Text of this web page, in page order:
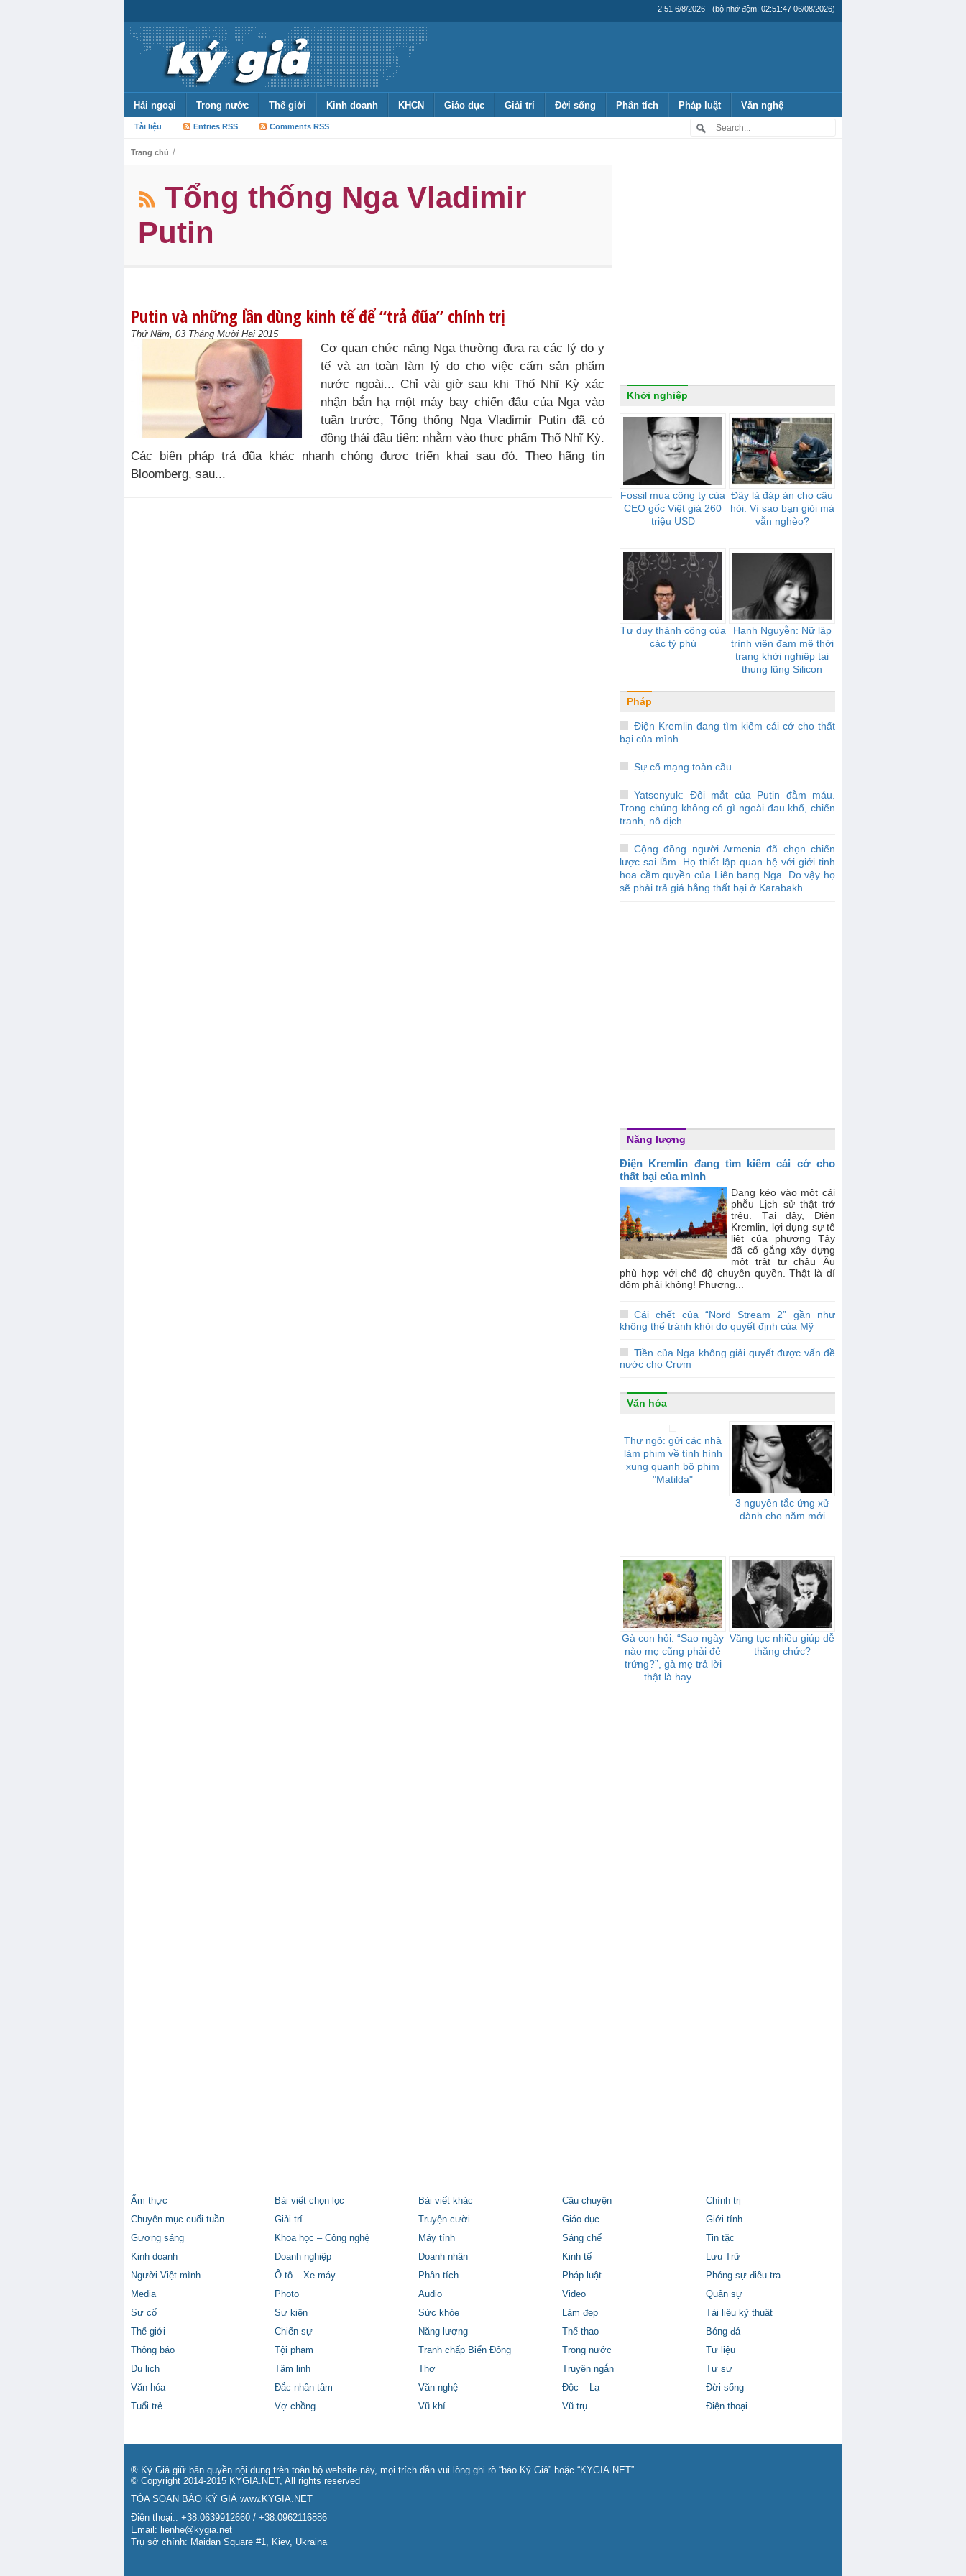
2:51 6/8/2026 - (bộ nhớ đệm: 02:51:47 06/08/2026)
Hải ngoại Trong nước Thế giới Kinh doanh KHCN Giáo dục Giải trí Đời sống Phân tích Pháp luật Văn nghệ
Tài liệu Entries RSS Comments RSS
Trang chủ /
Tổng thống Nga Vladimir
Putin
Putin và những lần dùng kinh tế để “trả đũa” chính trị
Thứ Năm, 03 Tháng Mười Hai 2015
Cơ quan chức năng Nga thường đưa ra các lý do y
tế và an toàn làm lý do cho việc cấm sản phẩm
nước ngoài... Chỉ vài giờ sau khi Thổ Nhĩ Kỳ xác
nhận bắn hạ một máy bay chiến đấu của Nga vào
tuần trước, Tổng thống Nga Vladimir Putin đã có
động thái đầu tiên: nhằm vào thực phẩm Thổ Nhĩ Kỳ.
Các biện pháp trả đũa khác nhanh chóng được triển khai sau đó. Theo hãng tin
Bloomberg, sau...
Khởi nghiệp
Fossil mua công ty của
CEO gốc Việt giá 260
triệu USD
Đây là đáp án cho câu
hỏi: Vì sao bạn giỏi mà
vẫn nghèo?
Tư duy thành công của
các tỷ phú
Hạnh Nguyễn: Nữ lập
trình viên đam mê thời
trang khởi nghiệp tại
thung lũng Silicon
Pháp
Điện Kremlin đang tìm kiếm cái cớ cho thất
bại của mình
Sự cố mạng toàn cầu
Yatsenyuk: Đôi mắt của Putin đẫm máu.
Trong chúng không có gì ngoài đau khổ, chiến
tranh, nô dịch
Cộng đồng người Armenia đã chọn chiến
lược sai lầm. Họ thiết lập quan hệ với giới tinh
hoa cầm quyền của Liên bang Nga. Do vậy họ
sẽ phải trả giá bằng thất bại ở Karabakh
Năng lượng
Điện Kremlin đang tìm kiếm cái cớ cho
thất bại của mình
Đang kéo vào một cái
phễu Lịch sử thật trớ
trêu. Tại đây, Điện
Kremlin, lợi dụng sự tê
liệt của phương Tây
đã cố gắng xây dựng
một trật tự châu Âu
phù hợp với chế độ chuyên quyền. Thật là dí
dỏm phải không! Phương...
Cái chết của “Nord Stream 2” gần như
không thể tránh khỏi do quyết định của Mỹ
Tiền của Nga không giải quyết được vấn đề
nước cho Crưm
Văn hóa
Thư ngỏ: gửi các nhà
làm phim về tình hình
xung quanh bộ phim
"Matilda"
3 nguyên tắc ứng xử
dành cho năm mới
Gà con hỏi: “Sao ngày
nào mẹ cũng phải đẻ
trứng?”, gà mẹ trả lời
thật là hay…
Văng tục nhiều giúp dễ
thăng chức?
Ẩm thực Bài viết chọn lọc Bài viết khác Câu chuyện
Chính trị
Chuyên mục cuối tuần
Giải trí Truyện cười Giáo dục
Giới tính
Gương sáng
Khoa học – Công nghệ Máy tính Sáng chế
Tin tặc
Kinh doanh
Doanh nghiệp Doanh nhân Kinh tế
Lưu Trữ
Người Việt mình
Ô tô – Xe máy Phân tích Pháp luật
Phóng sự điều tra
Media
Photo Audio Video
Quân sự
Sự cố
Sự kiện Sức khỏe Làm đẹp
Tài liệu kỹ thuật
Thế giới
Chiến sự Năng lượng Thể thao
Bóng đá
Thông báo
Tội phạm Tranh chấp Biển Đông Trong nước
Tư liệu
Du lịch
Tâm linh Thơ Truyện ngắn
Tự sự
Văn hóa
Đắc nhân tâm Văn nghệ Độc – Lạ
Đời sống
Tuổi trẻ
Vợ chồng Vũ khí Vũ trụ Điện thoại
® Ký Giả giữ bản quyền nội dung trên toàn bộ website này, mọi trích dẫn vui lòng ghi rõ “báo Ký Giả” hoặc “KYGIA.NET”
© Copyright 2014-2015 KYGIA.NET, All rights reserved
TÒA SOẠN BÁO KÝ GIẢ www.KYGIA.NET
Điện thoại.: +38.0639912660 / +38.0962116886
Email: lienhe@kygia.net
Trụ sở chính: Maidan Square #1, Kiev, Ukraina